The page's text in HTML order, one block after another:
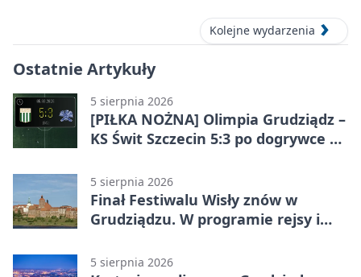
Kolejne wydarzenia
Ostatnie Artykuły
5 sierpnia 2026
[PIŁKA NOŻNA] Olimpia Grudziądz –
KS Świt Szczecin 5:3 po dogrywce w
odwrócili losy meczu
5 sierpnia 2026
Finał Festiwalu Wisły znów w
Grudziądzu. W programie rejsy i
5 sierpnia 2026